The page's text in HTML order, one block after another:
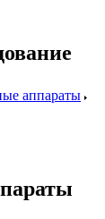
аппараты